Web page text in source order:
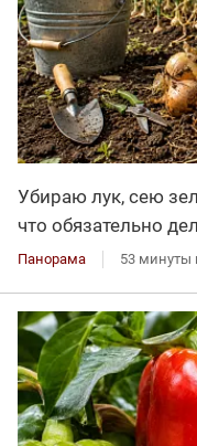
Убираю лук, сею
что обязательно
Панорама 53 минуты